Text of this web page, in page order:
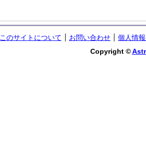
このサイトについて お問い合わせ
個人情
Copyright ©